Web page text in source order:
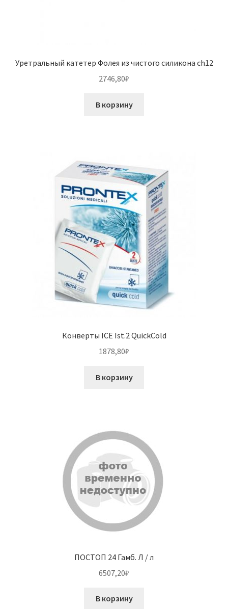
Уретральный катетер Фолея из чистого силикона ch12
2746,80₽
В корзину
Конверты ICE Ist.2 QuickCold
1878,80₽
В корзину
ПОСТОП 24 Гамб. Л / л
6507,20₽
В корзину